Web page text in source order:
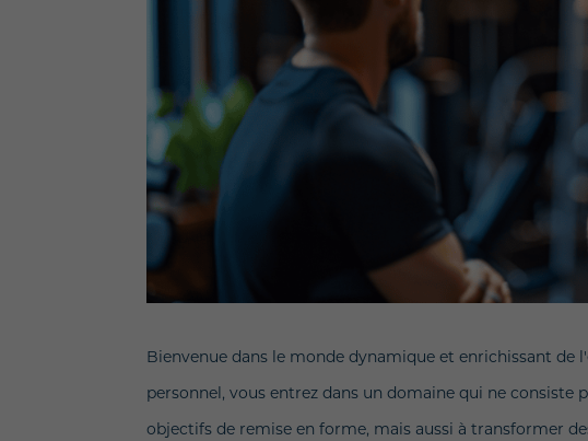
Bienvenue dans le monde dynamique et enrichissant
personnel, vous entrez dans un domaine qui ne consiste
objectifs de remise en forme, mais aussi à transformer